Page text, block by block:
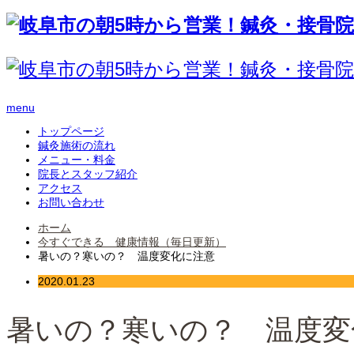
menu
トップページ
鍼灸施術の流れ
メニュー・料金
院長とスタッフ紹介
アクセス
お問い合わせ
ホーム
今すぐできる 健康情報（毎日更新）
暑いの？寒いの？ 温度変化に注意
2020.01.23
暑いの？寒いの？ 温度変